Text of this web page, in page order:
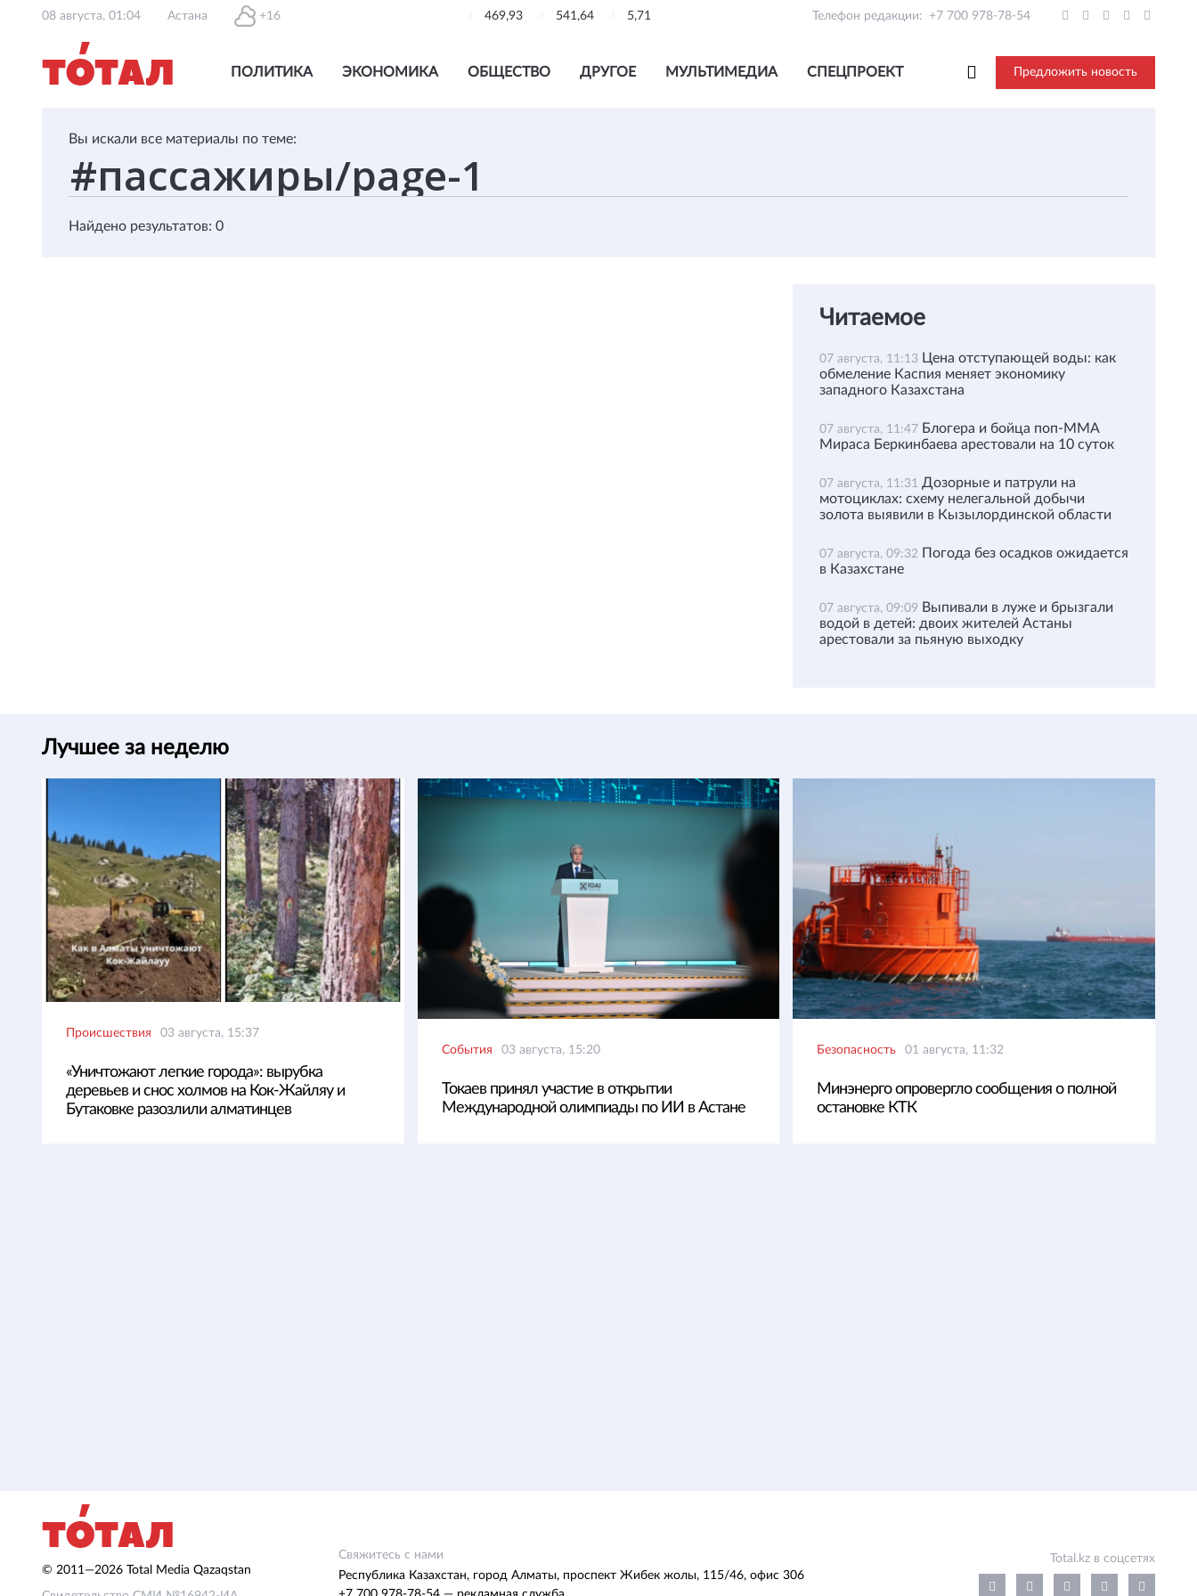
08 августа, 01:04 Астана +16 469,93 541,64 5,71 Телефон редакции: +7 700 978-78-54
ПОЛИТИКА ЭКОНОМИКА ОБЩЕСТВО ДРУГОЕ МУЛЬТИМЕДИА СПЕЦПРОЕКТ Предложить новость
Вы искали все материалы по теме:
Найдено результатов: 0
Читаемое
07 августа, 11:13 Цена отступающей воды: как
обмеление Каспия меняет экономику
западного Казахстана
07 августа, 11:47 Блогера и бойца поп-ММА
Мираса Беркинбаева арестовали на 10 суток
07 августа, 11:31 Дозорные и патрули на
мотоциклах: схему нелегальной добычи
золота выявили в Кызылординской области
07 августа, 09:32 Погода без осадков ожидается
в Казахстане
07 августа, 09:09 Выпивали в луже и брызгали
водой в детей: двоих жителей Астаны
арестовали за пьяную выходку
Лучшее за неделю
Происшествия 03 августа, 15:37
«Уничтожают легкие города»: вырубка
деревьев и снос холмов на Кок-Жайляу и
Бутаковке разозлили алматинцев
События 03 августа, 15:20
Токаев принял участие в открытии
Международной олимпиады по ИИ в Астане
Безопасность 01 августа, 11:32
Минэнерго опровергло сообщения о полной
остановке КТК
© 2011—2026 Total Media Qazaqstan
Свяжитесь с нами
Республика Казахстан, город Алматы, проспект Жибек жолы, 115/46, офис 306
Total.kz в соцсетях